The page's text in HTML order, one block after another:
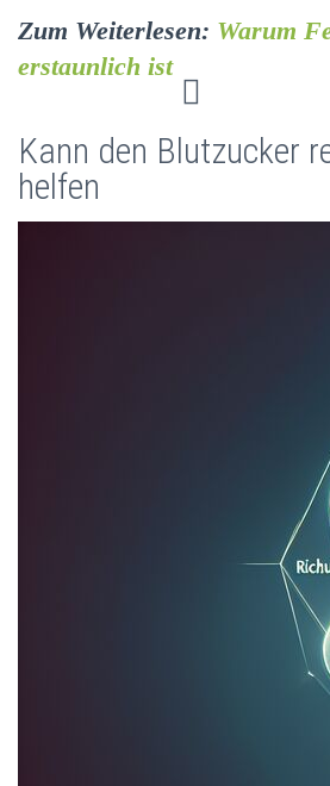
Zum Weiterlesen: Warum
erstaunlich ist
Kann den Blutzucker
helfen